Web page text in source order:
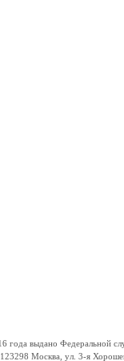
выдано Федеральной
Москва, ул. 3-я